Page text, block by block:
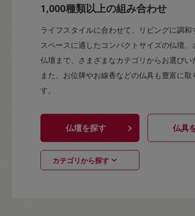
1,000種類以上の組み合わせ
ライフスタイルに合わせて、リビングに調
スペースに適したコンパクトサイズの仏壇、
仏壇まで、さまざまなカテゴリからお選びい
また、お位牌やお線香などの仏具も豊富に取
す。
仏壇を探す 仏具
カテゴリから探す